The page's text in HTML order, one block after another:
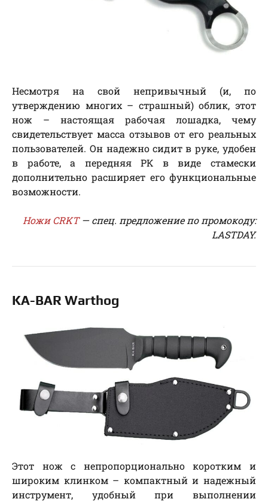
Несмотря на свой непривычный (и, по
утверждению многих – страшный) облик, этот
нож – настоящая рабочая лошадка, чему
свидетельствует масса отзывов от его реальных
пользователей. Он надежно сидит в руке, удобен
в работе, а передняя РК в виде стамески
дополнительно расширяет его функциональные
возможности.
Ножи CRKT— cпeц. пpeдлoжeниe пo пpoмoкoду:
LASTDAY.
KA-BAR Warthog
Этот нож с непропорционально коротким и
широким клинком – компактный и надежный
инструмент, удобный при выполнении